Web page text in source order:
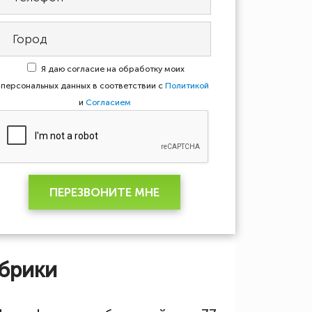
Я даю согласие на обработку моих
персональных данных в соответствии с Политикой
и Согласием
ПЕРЕЗВОНИТЕ МНЕ